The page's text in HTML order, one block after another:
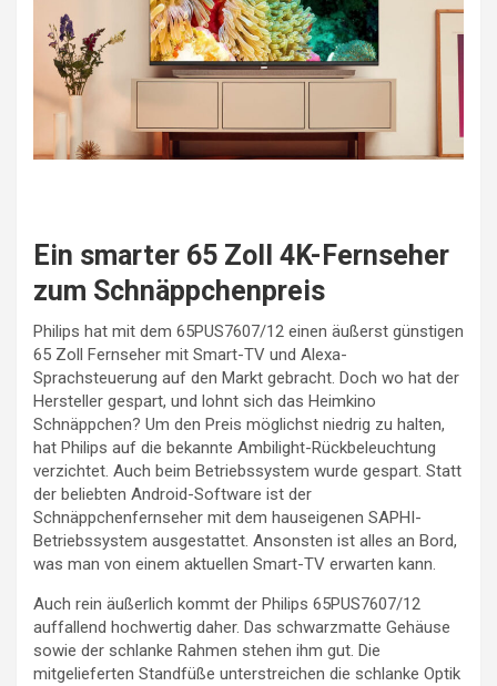
Ein smarter 65 Zoll 4K-Fernseher
zum Schnäppchenpreis
Philips hat mit dem 65PUS7607/12 einen äußerst günstigen
65 Zoll Fernseher mit Smart-TV und Alexa-
Sprachsteuerung auf den Markt gebracht. Doch wo hat der
Hersteller gespart, und lohnt sich das Heimkino
Schnäppchen? Um den Preis möglichst niedrig zu halten,
hat Philips auf die bekannte Ambilight-Rückbeleuchtung
verzichtet. Auch beim Betriebssystem wurde gespart. Statt
der beliebten Android-Software ist der
Schnäppchenfernseher mit dem hauseigenen SAPHI-
Betriebssystem ausgestattet. Ansonsten ist alles an Bord,
was man von einem aktuellen Smart-TV erwarten kann.
Auch rein äußerlich kommt der Philips 65PUS7607/12
auffallend hochwertig daher. Das schwarzmatte Gehäuse
sowie der schlanke Rahmen stehen ihm gut. Die
mitgelieferten Standfüße unterstreichen die schlanke Optik